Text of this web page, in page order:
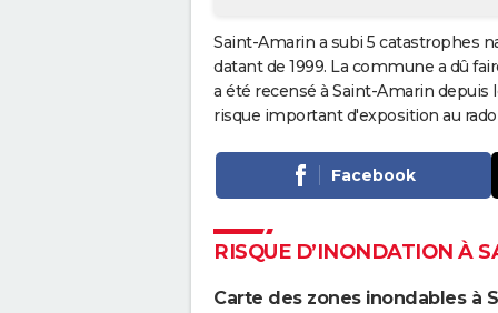
Saint-Amarin a subi 5 catastrophes
datant de 1999. La commune a dû
a été recensé à Saint-Amarin
risque important d'exposition au
Facebook
RISQUE D’INONDATION À
Carte des zones inondables à